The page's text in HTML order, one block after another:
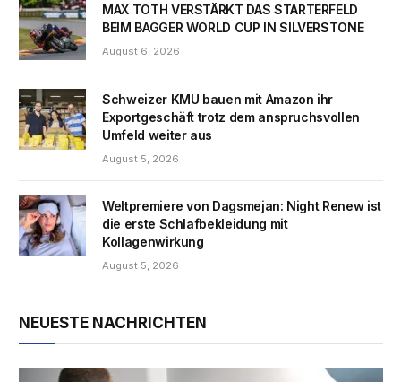
MAX TOTH VERSTÄRKT DAS STARTERFELD
BEIM BAGGER WORLD CUP IN SILVERSTONE
August 6, 2026
Schweizer KMU bauen mit Amazon ihr
Exportgeschäft trotz dem anspruchsvollen
Umfeld weiter aus
August 5, 2026
Weltpremiere von Dagsmejan: Night Renew ist
die erste Schlafbekleidung mit
Kollagenwirkung
August 5, 2026
NEUESTE NACHRICHTEN